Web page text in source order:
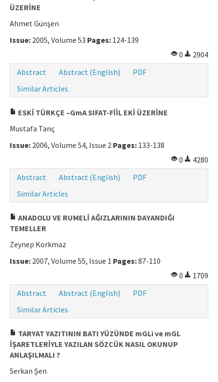
ÜZERİNE
Ahmet Günşen
Issue: 2005, Volume 53 Pages: 124-139
0
2904
Abstract
Abstract (English)
PDF
Similar Articles
ESKİ TÜRKÇE –GmA SIFAT-FİİL EKİ ÜZERİNE
Mustafa Tanç
Issue: 2006, Volume 54, Issue 2 Pages: 133-138
0
4280
Abstract
Abstract (English)
PDF
Similar Articles
ANADOLU VE RUMELİ AĞIZLARININ DAYANDIĞI
TEMELLER
Zeynep Korkmaz
Issue: 2007, Volume 55, Issue 1 Pages:87-110
0
1709
Abstract
Abstract (English)
PDF
Similar Articles
TARYAT YAZITININ BATI YÜZÜNDE mGLi ve mGL
İŞARETLERİYLE YAZILAN SÖZCÜK NASIL OKUNUP
ANLAŞILMALI ?
Serkan Şen